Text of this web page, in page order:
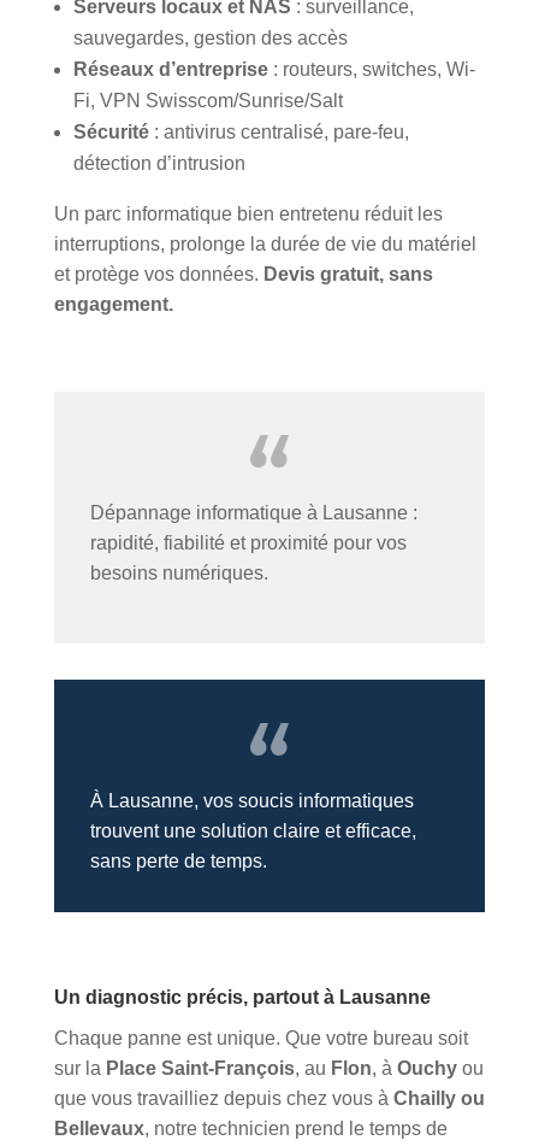
Serveurs locaux et NAS : surveillance,
sauvegardes, gestion des accès
Réseaux d’entreprise: routeurs, switches, Wi-
Fi, VPN Swisscom/Sunrise/Salt
Sécurité: antivirus centralisé, pare-feu,
détection d’intrusion
Un parc informatique bien entretenu réduit les
interruptions, prolonge la durée de vie du matériel
et protège vos données. Devis gratuit, sans
engagement.
Dépannage informatique à Lausanne :
rapidité, fiabilité et proximité pour vos
besoins numériques.
À Lausanne, vos soucis informatiques
trouvent une solution claire et efficace,
sans perte de temps.
Un diagnostic précis, partout à Lausanne
Chaque panne est unique. Que votre bureau soit
sur la Place Saint-François, au Flon, à Ouchyou
que vous travailliez depuis chez vous à Chailly ou
Bellevaux, notre technicien prend le temps de